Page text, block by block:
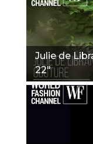
Julie de
22"